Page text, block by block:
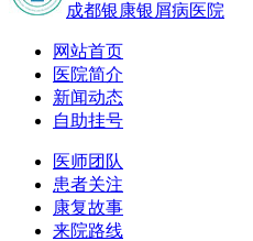
成都银康银屑病医院
网站首页
医院简介
新闻动态
自助挂号
医师团队
患者关注
康复故事
来院路线